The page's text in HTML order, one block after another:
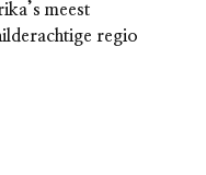
meest
regio